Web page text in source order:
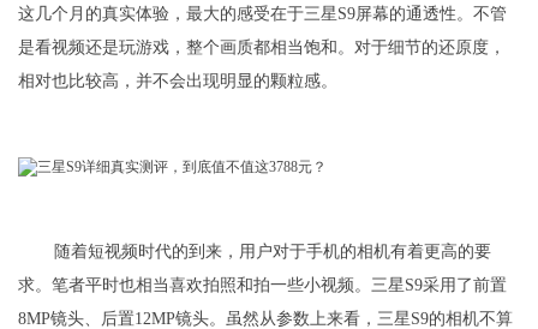
这几个月的真实体验，最大的感受在于三星S9屏幕的通透性。不管
是看视频还是玩游戏，整个画质都相当饱和。对于细节的还原度，
相对也比较高，并不会出现明显的颗粒感。
随着短视频时代的到来，用户对于手机的相机有着更高的要
求。笔者平时也相当喜欢拍照和拍一些小视频。三星S9采用了前置
8MP镜头、后置12MP镜头。虽然从参数上来看，三星S9的相机不算